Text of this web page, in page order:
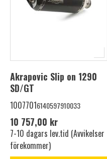
Akrapovic Slip on 1290
SD/GT
10077016140597910033
10 757,00 kr
7-10 dagars lev.tid (Avvikelser
förekommer)